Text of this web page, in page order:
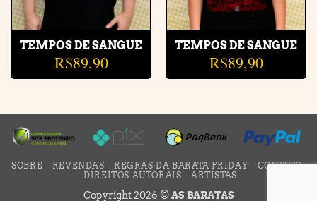
TEMPOS DE SANGUE
R$89,90
TEMPOS DE SANGUE
R$89,90
SOBRE REVENDAS REGRAS DA BARATA FRIDAY
CONTATO
DIREITOS AUTORAIS
ARTISTAS
Copyright 2026 ©AS BARATAS